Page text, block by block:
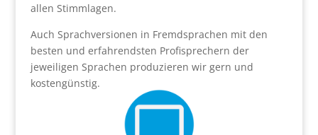
allen Stimmlagen.
Auch Sprachversionen in Fremdsprachen mit den
besten und erfahrendsten Profisprechern der
jeweiligen Sprachen produzieren wir gern und
kostengünstig.